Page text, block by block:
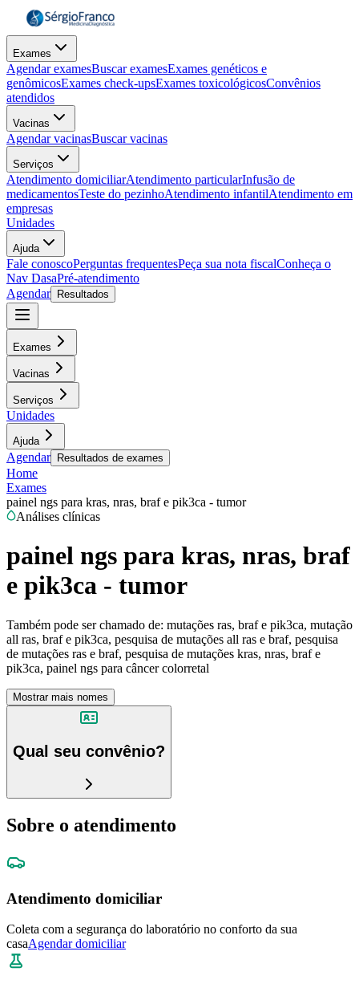
Exames
Agendar examesBuscar examesExames genéticos e
genômicosExames check-upsExames toxicológicosConvênios
atendidos
Vacinas
Agendar vacinasBuscar vacinas
Serviços
Atendimento domiciliarAtendimento particularInfusão de
medicamentosTeste do pezinhoAtendimento infantilAtendimento em
empresas
Unidades
Ajuda
Fale conoscoPerguntas frequentesPeça sua nota fiscalConheça o
Nav DasaPré-atendimento
Agendar
Resultados
Exames
Vacinas
Serviços
Unidades
Ajuda
Agendar Resultados de exames
Home
Exames
painel ngs para kras, nras, braf e pik3ca - tumor
Análises clínicas
painel ngs para kras, nras, braf
e pik3ca - tumor
Também pode ser chamado de: mutações ras, braf e pik3ca, mutação
all ras, braf e pik3ca, pesquisa de mutações all ras e braf, pesquisa
de mutações ras e braf, pesquisa de mutações kras, nras, braf e
pik3ca, painel ngs para câncer colorretal
Mostrar mais nomes
Qual seu convênio?
Sobre o atendimento
Atendimento domiciliar
Coleta com a segurança do laboratório no conforto da sua
casaAgendar domiciliar